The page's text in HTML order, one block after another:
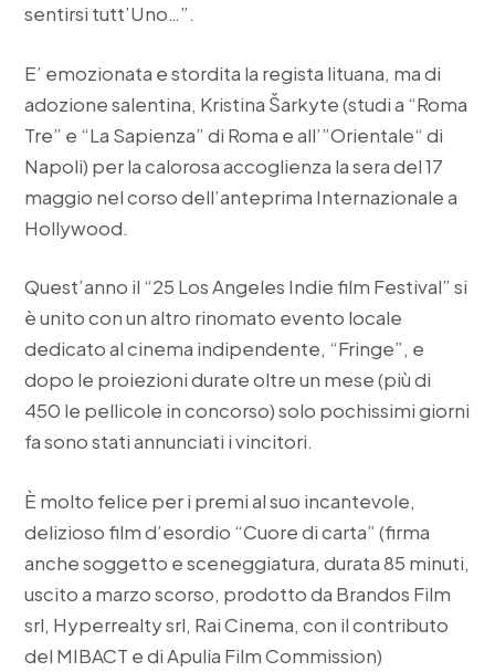
sentirsi tutt’Uno…”.
E’ emozionata e stordita la regista lituana, ma di
adozione salentina, Kristina Šarkyte (studi a “Roma
Tre” e “La Sapienza” di Roma e all’”Orientale“ di
Napoli) per la calorosa accoglienza la sera del 17
maggio nel corso dell’anteprima Internazionale a
Hollywood.
Quest’anno il “25 Los Angeles Indie film Festival” si
è unito con un altro rinomato evento locale
dedicato al cinema indipendente, “Fringe”, e
dopo le proiezioni durate oltre un mese (più di
450 le pellicole in concorso) solo pochissimi giorni
fa sono stati annunciati i vincitori.
È molto felice per i premi al suo incantevole,
delizioso film d’esordio “Cuore di carta” (firma
anche soggetto e sceneggiatura, durata 85 minuti,
uscito a marzo scorso, prodotto da Brandos Film
srl, Hyperrealty srl, Rai Cinema, con il contributo
del MIBACT e di Apulia Film Commission)